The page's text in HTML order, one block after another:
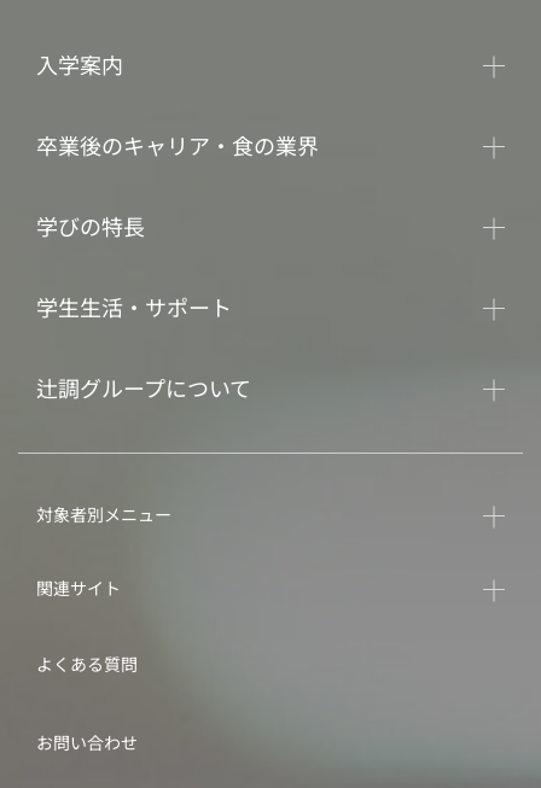
入学案内
卒業後のキャリア・食の業界
学びの特長
学生生活・サポート
辻調グループについて
対象者別メニュー
関連サイト
よくある質問
お問い合わせ